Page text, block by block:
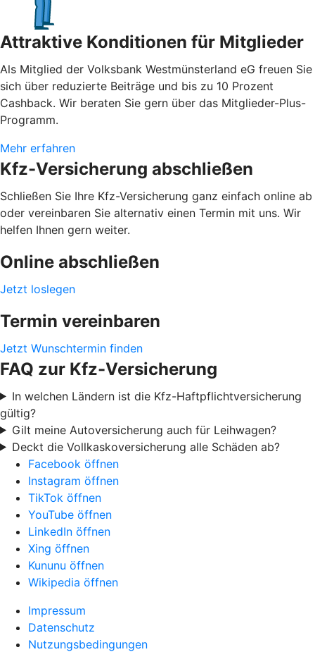
Attraktive Konditionen für Mitglieder
Als Mitglied der Volksbank Westmünsterland eG freuen Sie
sich über reduzierte Beiträge und bis zu 10 Prozent
Cashback. Wir beraten Sie gern über das Mitglieder-Plus-
Programm.
Mehr erfahren
Kfz-Versicherung abschließen
Schließen Sie Ihre Kfz-Versicherung ganz einfach online ab
oder vereinbaren Sie alternativ einen Termin mit uns. Wir
helfen Ihnen gern weiter.
Online abschließen
Jetzt loslegen
Termin vereinbaren
Jetzt Wunschtermin finden
FAQ zur Kfz-Versicherung
In welchen Ländern ist die Kfz-Haftpflichtversicherung
gültig?
Gilt meine Autoversicherung auch für Leihwagen?
Deckt die Vollkaskoversicherung alle Schäden ab?
Facebook öffnen
Instagram öffnen
TikTok öffnen
YouTube öffnen
LinkedIn öffnen
Xing öffnen
Kununu öffnen
Wikipedia öffnen
Impressum
Datenschutz
Nutzungsbedingungen